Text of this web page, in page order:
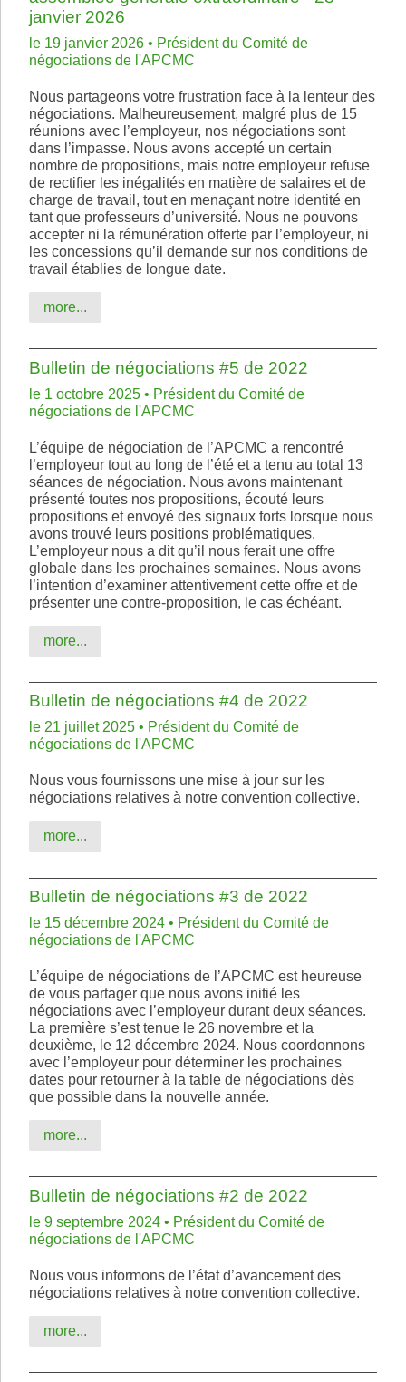
janvier 2026
le 19 janvier 2026 • Président du Comité de
négociations de l'APCMC
Nous partageons votre frustration face à la lenteur des
négociations. Malheureusement, malgré plus de 15
réunions avec l’employeur, nos négociations sont
dans l’impasse. Nous avons accepté un certain
nombre de propositions, mais notre employeur refuse
de rectifier les inégalités en matière de salaires et de
charge de travail, tout en menaçant notre identité en
tant que professeurs d’université. Nous ne pouvons
accepter ni la rémunération offerte par l’employeur, ni
les concessions qu’il demande sur nos conditions de
travail établies de longue date.
more...
Bulletin de négociations #5 de 2022
le 1 octobre 2025 • Président du Comité de
négociations de l'APCMC
L’équipe de négociation de l’APCMC a rencontré
l’employeur tout au long de l’été et a tenu au total 13
séances de négociation. Nous avons maintenant
présenté toutes nos propositions, écouté leurs
propositions et envoyé des signaux forts lorsque nous
avons trouvé leurs positions problématiques.
L’employeur nous a dit qu’il nous ferait une offre
globale dans les prochaines semaines. Nous avons
l’intention d’examiner attentivement cette offre et de
présenter une contre-proposition, le cas échéant.
more...
Bulletin de négociations #4 de 2022
le 21 juillet 2025 • Président du Comité de
négociations de l'APCMC
Nous vous fournissons une mise à jour sur les
négociations relatives à notre convention collective.
more...
Bulletin de négociations #3 de 2022
le 15 décembre 2024 • Président du Comité de
négociations de l'APCMC
L’équipe de négociations de l’APCMC est heureuse
de vous partager que nous avons initié les
négociations avec l’employeur durant deux séances.
La première s’est tenue le 26 novembre et la
deuxième, le 12 décembre 2024. Nous coordonnons
avec l’employeur pour déterminer les prochaines
dates pour retourner à la table de négociations dès
que possible dans la nouvelle année.
more...
Bulletin de négociations #2 de 2022
le 9 septembre 2024 • Président du Comité de
négociations de l'APCMC
Nous vous informons de l’état d’avancement des
négociations relatives à notre convention collective.
more...